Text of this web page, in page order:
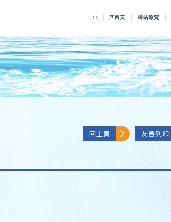
::: 回首頁 網站導覽
回上頁 友善列印